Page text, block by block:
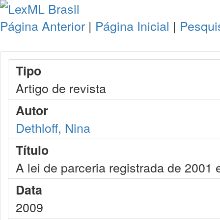
Página Anterior | Página Inicial |
Tipo
Artigo de revista
Autor
Dethloff, Nina
Título
A lei de parceria registrada de
Data
2009